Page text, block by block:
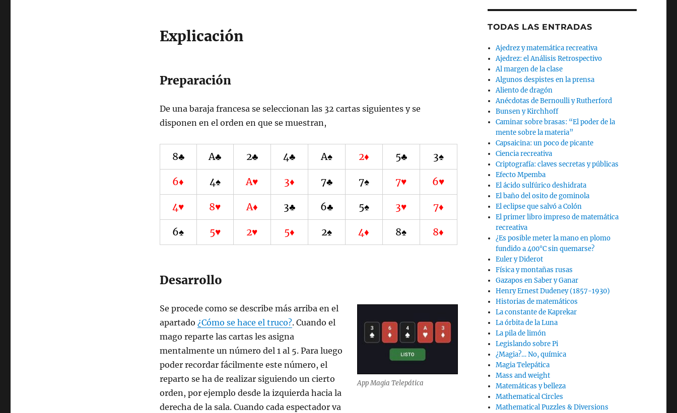
Explicación
Preparación
De una baraja francesa se seleccionan las 32 cartas siguientes y se
disponen en el orden en que se muestran,
8♣ A♣ 2♣ 4♣ A♠ 2♦ 5♣ 3♠
6♦ 4♠ A♥ 3♦ 7♣ 7♠ 7♥ 6♥
4♥ 8♥ A♦ 3♣ 6♣ 5♠ 3♥ 7♦
6♠ 5♥ 2♥ 5♦ 2♠ 4♦ 8♠ 8♦
Desarrollo
App Magia Telepática
Se procede como se describe más arriba en el
apartado ¿Cómo se hace el truco?. Cuando el
mago reparte las cartas les asigna
mentalmente un número del 1 al 5. Para luego
poder recordar fácilmente este número, el
reparto se ha de realizar siguiendo un cierto
orden, por ejemplo desde la izquierda hacia la
derecha de la sala. Cuando cada espectador va
TODAS LAS ENTRADAS
Ajedrez y matemática recreativa
Ajedrez: el Análisis Retrospectivo
Al margen de la clase
Algunos despistes en la prensa
Aliento de dragón
Anécdotas de Bernoulli y Rutherford
Bunsen y Kirchhoff
Caminar sobre brasas: “El poder de la
mente sobre la materia”
Capsaicina: un poco de picante
Ciencia recreativa
Criptografía: claves secretas y públicas
Efecto Mpemba
El ácido sulfúrico deshidrata
El baño del osito de gominola
El eclipse que salvó a Colón
El primer libro impreso de matemática
recreativa
¿Es posible meter la mano en plomo
fundido a 400°C sin quemarse?
Euler y Diderot
Física y montañas rusas
Gazapos en Saber y Ganar
Henry Ernest Dudeney (1857-1930)
Historias de matemáticos
La constante de Kaprekar
La órbita de la Luna
La pila de limón
Legislando sobre Pi
¿Magia?… No, química
Magia Telepática
Mass and weight
Matemáticas y belleza
Mathematical Circles
Mathematical Puzzles & Diversions